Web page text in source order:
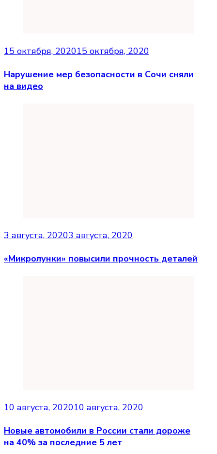
15 октября, 202015 октября, 2020
Нарушение мер безопасности в Сочи сняли
на видео
3 августа, 20203 августа, 2020
«Микролунки» повысили прочность деталей
10 августа, 202010 августа, 2020
Новые автомобили в России стали дороже
на 40% за последние 5 лет